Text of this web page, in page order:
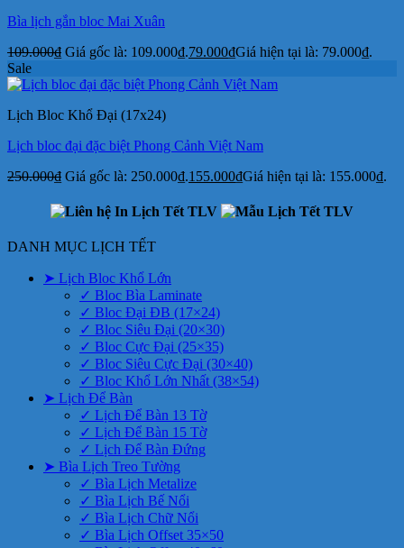
Bìa lịch gắn bloc Mai Xuân
109.000₫ Giá gốc là: 109.000₫.79.000₫Giá hiện tại là: 79.000₫.
Sale
Lịch Bloc Khổ Đại (17x24)
Lịch bloc đại đặc biệt Phong Cảnh Việt Nam
250.000₫ Giá gốc là: 250.000₫.155.000₫Giá hiện tại là: 155.000₫.
DANH MỤC LỊCH TẾT
➤ Lịch Bloc Khổ Lớn
✓ Bloc Bìa Laminate
✓ Bloc Đại ĐB (17×24)
✓ Bloc Siêu Đại (20×30)
✓ Bloc Cực Đại (25×35)
✓ Bloc Siêu Cực Đại (30×40)
✓ Bloc Khổ Lớn Nhất (38×54)
➤ Lịch Để Bàn
✓ Lịch Để Bàn 13 Tờ
✓ Lịch Để Bàn 15 Tờ
✓ Lịch Để Bàn Đứng
➤ Bìa Lịch Treo Tường
✓ Bìa Lịch Metalize
✓ Bìa Lịch Bế Nổi
✓ Bìa Lịch Chữ Nổi
✓ Bìa Lịch Offset 35×50